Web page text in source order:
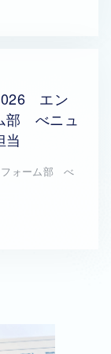
エン
部 べニュ
当
フォーム部 べ